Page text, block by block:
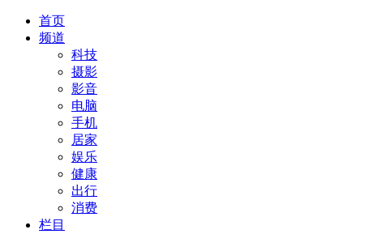
首页
频道
科技
摄影
影音
电脑
手机
居家
娱乐
健康
出行
消费
栏目